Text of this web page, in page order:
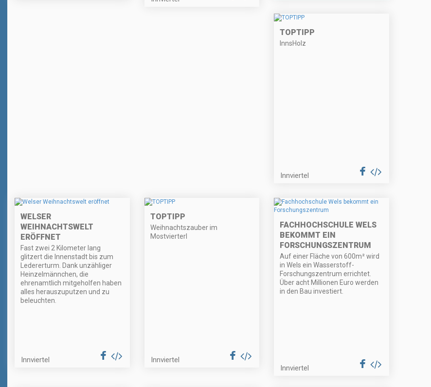
TOPTIPP
InnsHolz
Innviertel
WELSER
WEIHNACHTSWELT
ERÖFFNET
Fast zwei 2 Kilometer lang
glitzert die Innenstadt bis zum
Ledererturm. Dank unzähliger
Heinzelmännchen, die
ehrenamtlich mitgeholfen haben
alles herauszuputzen und zu
beleuchten.
Innviertel
TOPTIPP
Weihnachtszauber im
Mostvierterl
Innviertel
FACHHOCHSCHULE WELS
BEKOMMT EIN
FORSCHUNGSZENTRUM
Auf einer Fläche von 600m² wird
in Wels ein Wasserstoff-
Forschungszentrum errichtet.
Über acht Millionen Euro werden
in den Bau investiert.
Innviertel